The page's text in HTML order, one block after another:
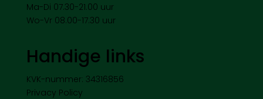
Ma-Di 07.30-21.00 uur
Wo-Vr 08.00-17.30 uur
Handige links
KVK-nummer: 34316856
Privacy Policy